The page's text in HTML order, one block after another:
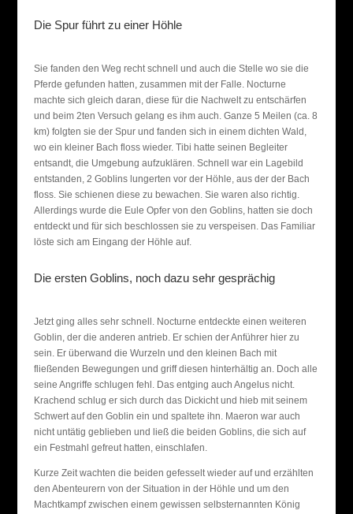
Die Spur führt zu einer Höhle
Sie fanden den Weg recht schnell und auch die Stelle wo sie die
Pferde gefunden hatten, zusammen mit der Falle. Nocturne
machte sich gleich daran, diese für die Nachwelt zu entschärfen
und beim 2ten Versuch gelang es ihm auch. Ganze 5 Meilen (ca. 8
km) folgten sie der Spur und fanden sich in einem dichten Wald,
wo ein kleiner Bach floss wieder. Tibi hatte seinen Begleiter
entsandt, die Umgebung aufzuklären. Schnell war ein Lagebild
entstanden, 2 Goblins lungerten vor der Höhle, aus der der Bach
floss. Sie schienen diese zu bewachen. Sie waren also richtig.
Allerdings wurde die Eule Opfer von den Goblins, hatten sie doch
entdeckt und für sich beschlossen sie zu verspeisen. Das Familiar
löste sich am Eingang der Höhle auf.
Die ersten Goblins, noch dazu sehr gesprächig
Jetzt ging alles sehr schnell. Nocturne entdeckte einen weiteren
Goblin, der die anderen antrieb. Er schien der Anführer hier zu
sein. Er überwand die Wurzeln und den kleinen Bach mit
fließenden Bewegungen und griff diesen hinterhältig an. Doch alle
seine Angriffe schlugen fehl. Das entging auch Angelus nicht.
Krachend schlug er sich durch das Dickicht und hieb mit seinem
Schwert auf den Goblin ein und spaltete ihn. Maeron war auch
nicht untätig geblieben und ließ die beiden Goblins, die sich auf
ein Festmahl gefreut hatten, einschlafen.
Kurze Zeit wachten die beiden gefesselt wieder auf und erzählten
den Abenteurern von der Situation in der Höhle und um den
Machtkampf zwischen einem gewissen selbsternannten König